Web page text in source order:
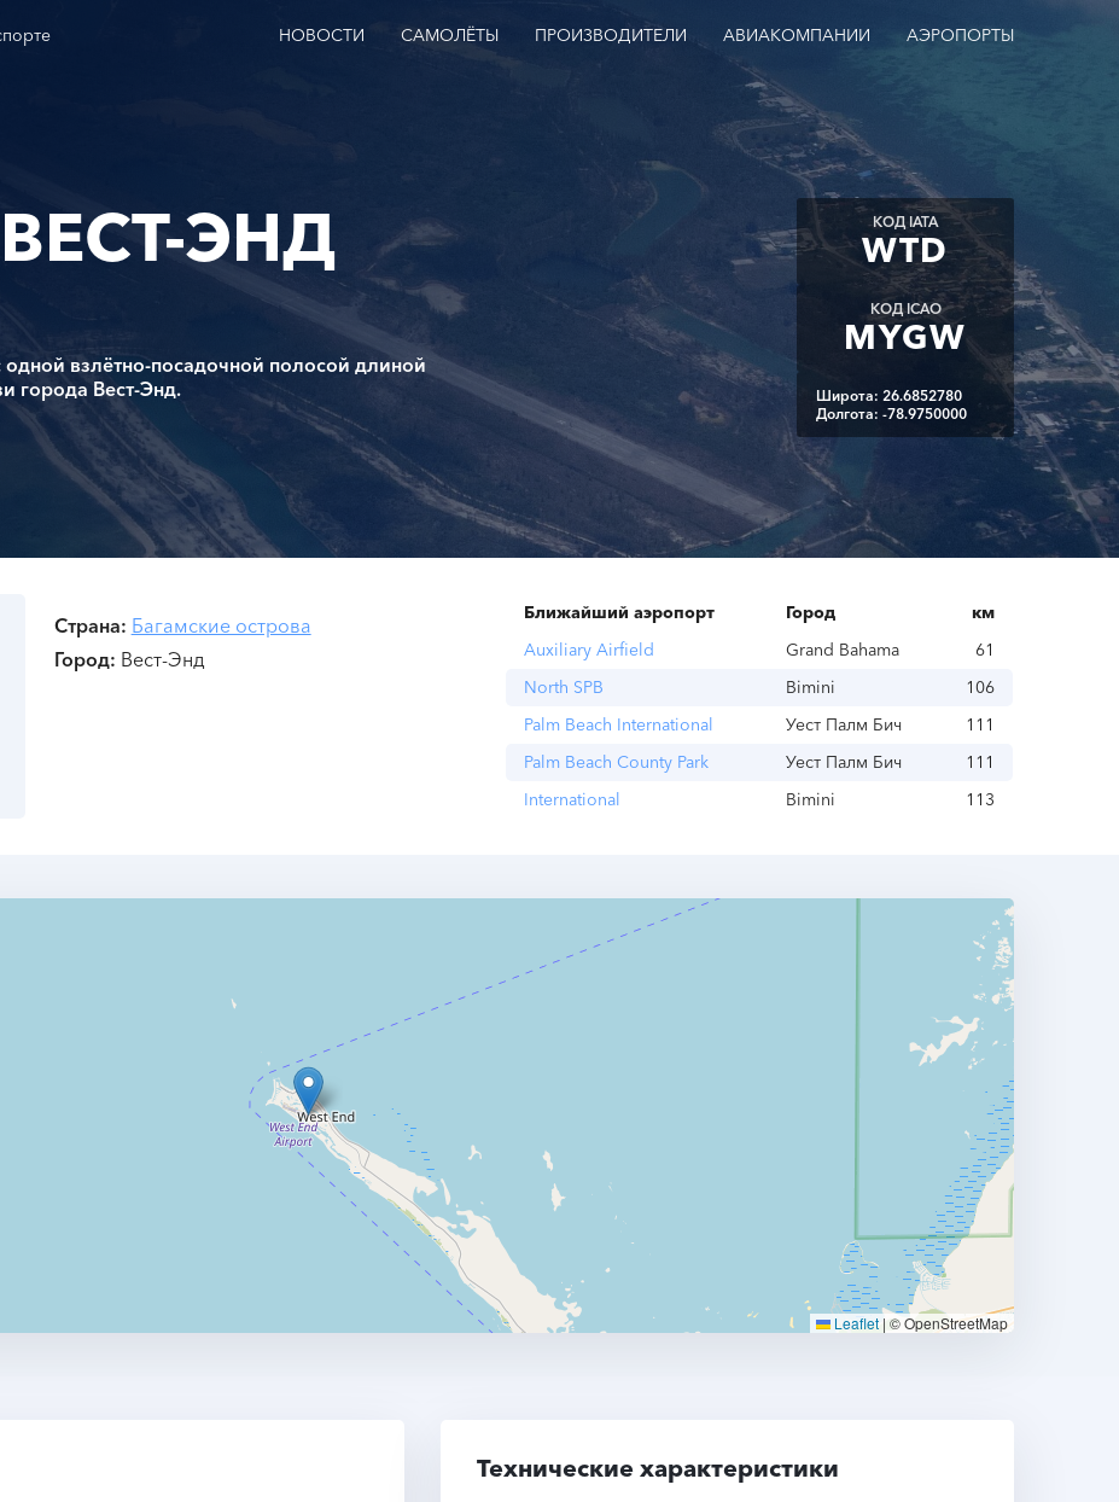
НОВОСТИ САМОЛЁТЫ ПРОИЗВОДИТЕЛИ АВИАКОМПАНИИ АЭРОПОРТЫ
ЭНД
взлётно-посадочной полосой длиной
города Вест-Энд.
КОД IATA
WTD
КОД ICAO
MYGW
Широта: 26.6852780
Долгота: -78.9750000
Страна Багамские острова
Город Вест-Энд
Ближайший аэропорт Город
км
Auxiliary Airfield
Grand Bahama
61
North SPB
Bimini
106
Palm Beach International
Уест Палм Бич
111
Palm Beach County Park
Уест Палм Бич
111
International
Bimini 113
Leaflet | © OpenStreetMap
Технические характеристики